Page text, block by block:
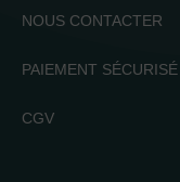
NOUS CONTACTER
PAIEMENT SÉCURISÉ
CGV